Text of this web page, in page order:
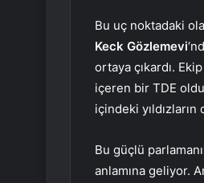
Bu uç noktadaki
Keck Gözlemevi
ortaya çıkardı.
içeren bir TDE
içindeki
Bu güçlü
anlamına geliyor.